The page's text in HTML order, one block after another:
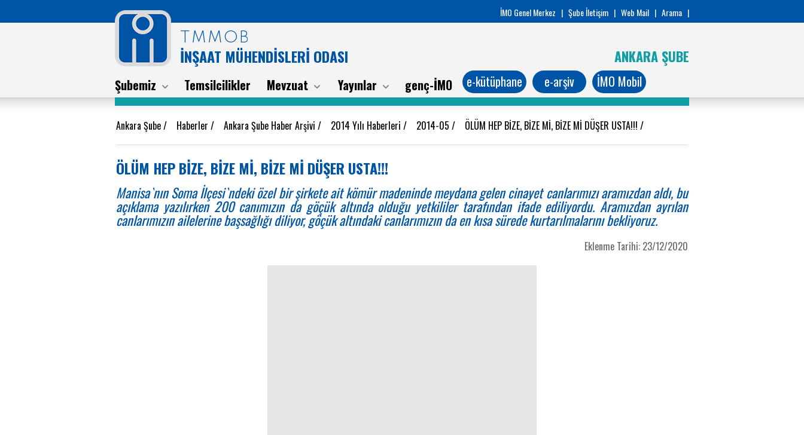
İMO Genel Merkez | Şube İletişim | Web Mail | Arama |
TMMOB
İNŞAAT MÜHENDİSLERİ ODASI ANKARA ŞUBE
Şubemiz Temsilcilikler Mevzuat Yayınlar genç-İMO e-kütüphane e-arşiv İMO Mobil
Ankara Şube/ Haberler / Ankara Şube Haber Arşivi / 2014 Yılı Haberleri / 2014-05 / ÖLÜM HEP BİZE, BİZE Mİ, BİZE Mİ DÜŞER USTA!!! /
ÖLÜM HEP BİZE, BİZE Mİ, BİZE Mİ DÜŞER USTA!!!
Manisa`nın Soma İlçesi`ndeki özel bir şirkete ait kömür madeninde meydana gelen cinayet canlarımızı aramızdan aldı, bu
açıklama yazılırken 200 canımızın da göçük altında olduğu yetkililer tarafından ifade ediliyordu. Aramızdan ayrılan
canlarımızın ailelerine başsağlığı diliyor, göçük altındaki canlarımızın da en kısa sürede kurtarılmalarını bekliyoruz.
Eklenme Tarihi: 23/12/2020